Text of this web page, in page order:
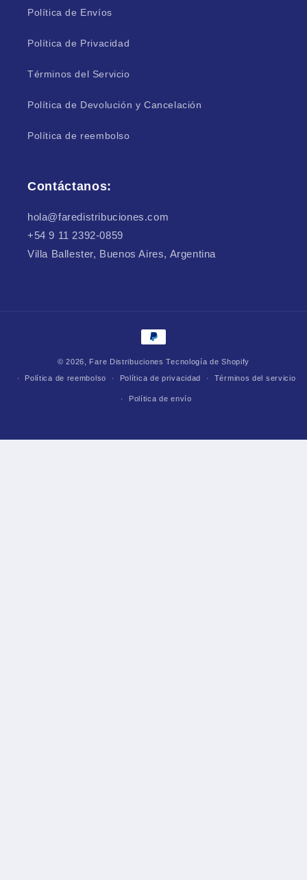
Política de Envíos
Política de Privacidad
Términos del Servicio
Política de Devolución y Cancelación
Política de reembolso
Contáctanos:
hola@faredistribuciones.com
+54 9 11 2392-0859
Villa Ballester, Buenos Aires, Argentina
Formas
pago
© 2026, Fare DistribucionesTecnología de Shopify
Política de reembolso
Política de privacidad Términos del servicio
Política de envío